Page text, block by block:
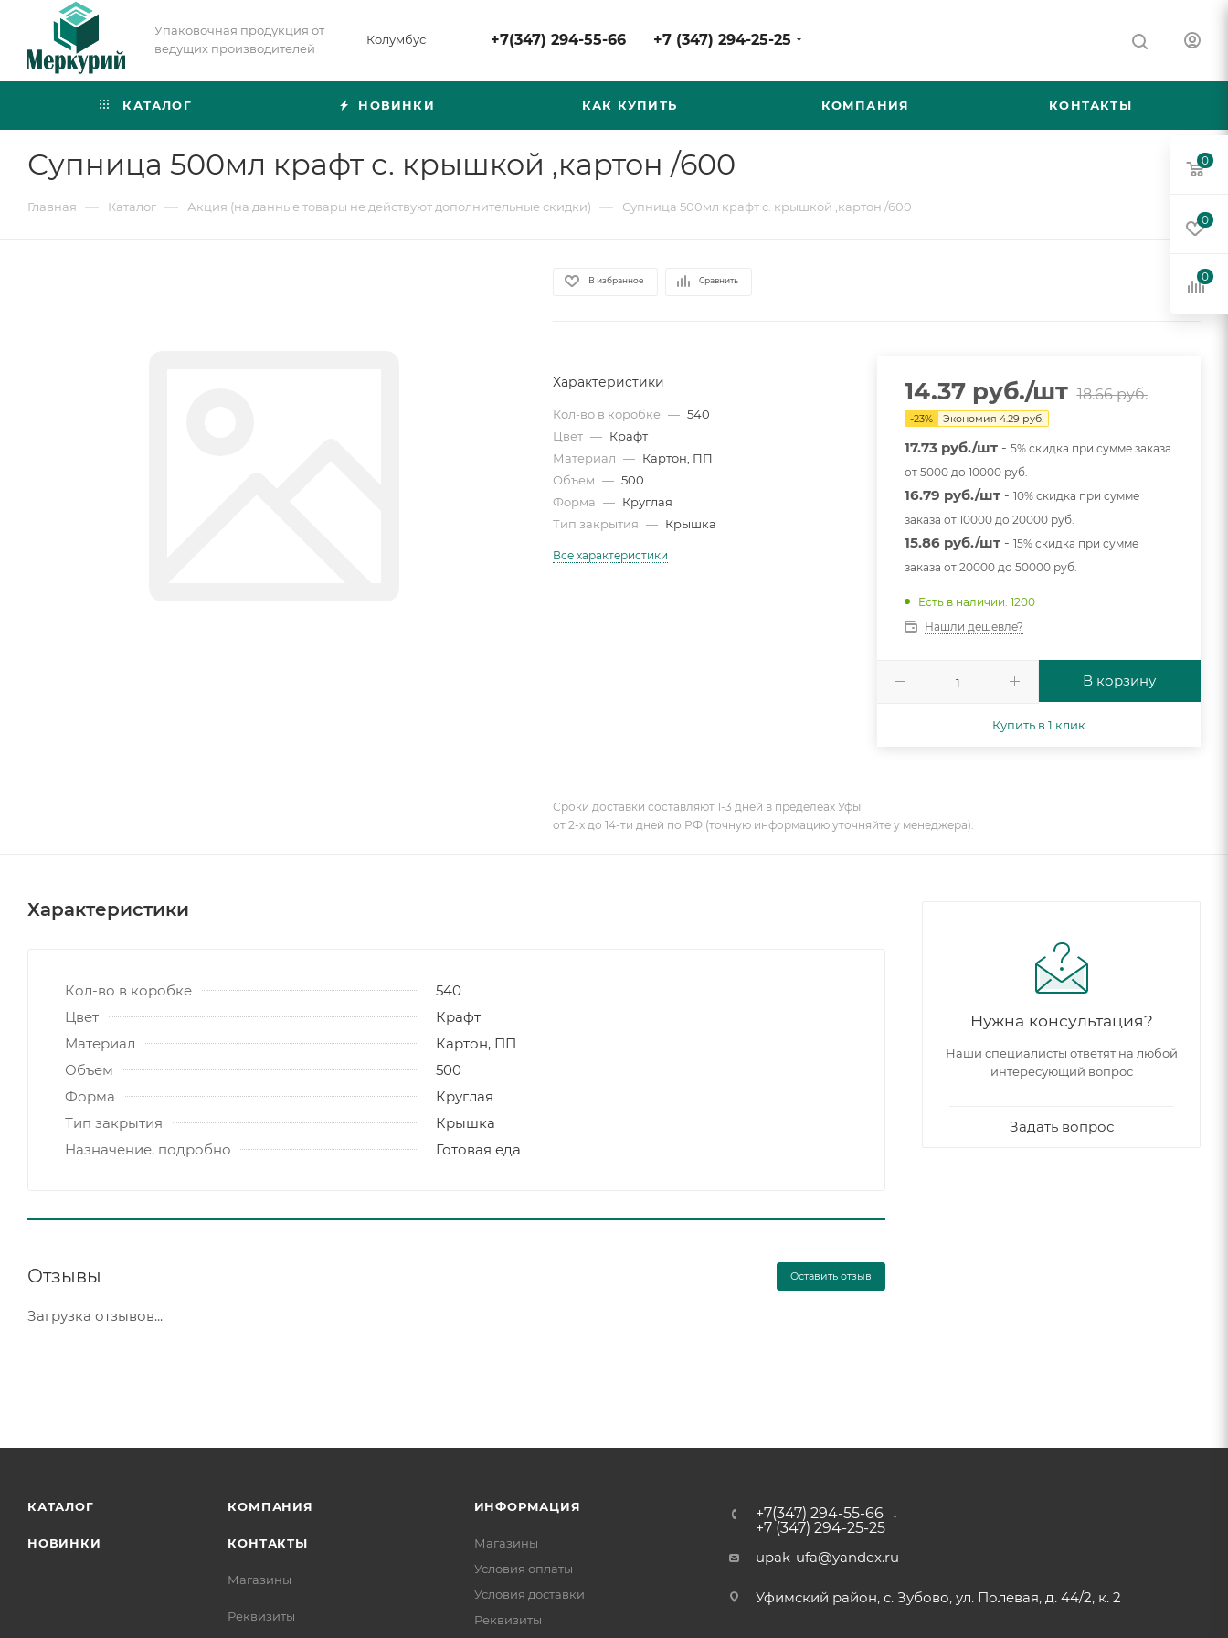
Упаковочная продукция от
ведущих производителей
Колумбус +7(347) 294-55-66 +7 (347) 294-25-25
КАТАЛОГ НОВИНКИ КАК КУПИТЬ КОМПАНИЯ КОНТАКТЫ
Супница 500мл крафт с. крышкой ,картон /600
Главная — Каталог — Акция (на данные товары не действуют дополнительные скидки) — Супница 500мл крафт с. крышкой ,картон /600
В избранное Сравнить
Характеристики
Кол-во в коробке — 540
Цвет — Крафт
Материал — Картон, ПП
Объем — 500
Форма — Круглая
Тип закрытия — Крышка
Все характеристики
14.37руб./шт 18.66руб.
-23% Экономия 4.29 руб.
17.73 руб./шт- 5% скидка при сумме заказа
от 5000 до 10000 руб.
16.79 руб./шт- 10% скидка при сумме
заказа от 10000 до 20000 руб.
15.86 руб./шт- 15% скидка при сумме
заказа от 20000 до 50000 руб.
Есть в наличии: 1200
Нашли дешевле?
В корзину
Купить в 1 клик
Сроки доставки составляют 1-3 дней в пределеах Уфы
от 2-х до 14-ти дней по РФ (точную информацию уточняйте у менеджера).
Характеристики
Кол-во в коробке
540
Цвет
Крафт
Материал
Картон, ПП
Объем
500
Форма
Круглая
Тип закрытия
Крышка
Назначение, подробно
Готовая еда
Отзывы Оставить отзыв
Загрузка отзывов...
Нужна консультация?
Наши специалисты ответят на любой
интересующий вопрос
Задать вопрос
КАТАЛОГ
НОВИНКИ
КОМПАНИЯ
КОНТАКТЫ
Магазины
Реквизиты
ИНФОРМАЦИЯ
Магазины
Условия оплаты
Условия доставки
Реквизиты
+7(347) 294-55-66
+7 (347) 294-25-25
upak-ufa@yandex.ru
Уфимский район, с. Зубово, ул. Полевая, д. 44/2, к. 2
0
0
0